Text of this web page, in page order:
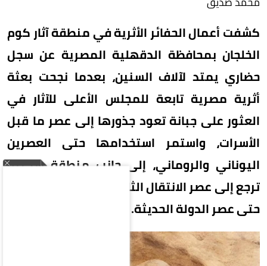
كشفت أعمال الحفائر الأثرية في منطقة آثار كوم
الخلجان بمحافظة الدقهلية المصرية عن سجل
حضاري يمتد لآلاف السنين، بعدما نجحت بعثة
أثرية مصرية تابعة للمجلس الأعلى للآثار في
العثور على جبانة تعود جذورها إلى عصر ما قبل
الأسرات، واستمر استخدامها حتى العصرين
اليوناني والروماني، إلى جانب منطقة سكنية
ترجع إلى عصر الانتقال الثاني واستمر استخدامها
حتى عصر الدولة الحديثة.